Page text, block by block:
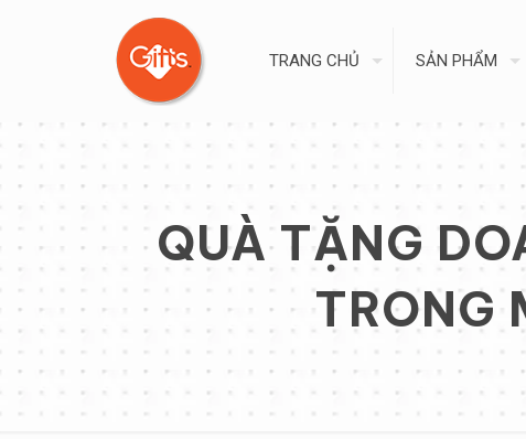
TRANG CHỦ SẢN PHẨM
QUÀ TẶNG
TRONG